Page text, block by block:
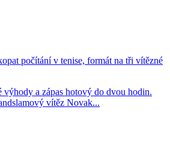
počítání v tenise, formát na tři vítězné
výhody a zápas hotový do dvou hodin.
vítěz Novak...